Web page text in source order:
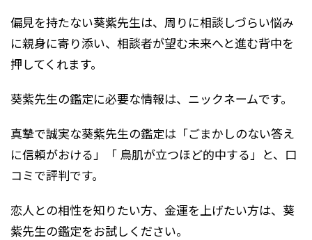
偏見を持たない葵紫先生は、周りに相談しづらい悩み
に親身に寄り添い、相談者が望む未来へと進む背中を
押してくれます。
葵紫先生の鑑定に必要な情報は、ニックネームです。
真摯で誠実な葵紫先生の鑑定は「ごまかしのない答え
に信頼がおける」「 鳥肌が立つほど的中する」と、口
コミで評判です。
恋人との相性を知りたい方、金運を上げたい方は、葵
紫先生の鑑定をお試しください。